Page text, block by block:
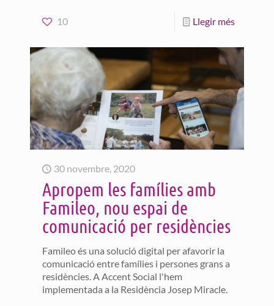
10 Llegir més
30 novembre, 2020
Apropem les famílies amb
Famileo, nou espai de
comunicació per residències
Famileo és una solució digital per afavorir la
comunicació entre famílies i persones grans a
residències. A Accent Social l'hem
implementada a la Residència Josep Miracle.